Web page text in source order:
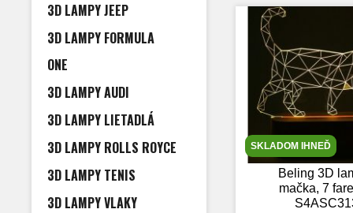
3D LAMPY JEEP
3D LAMPY FORMULA
ONE
3D LAMPY AUDI
3D LAMPY LIETADLÁ
3D LAMPY ROLLS ROYCE
3D LAMPY TENIS
3D LAMPY VLAKY
4:S napájacím adaptérom
pripojiť k domácej zásuvke
USB počítača. Možnosť
Úspora energie. Výkon:
hodín, Životnosť LED:
Táto lampa môže byť
spálni, detskej izbe,
obchode, kaviarni,
dekoratívne
SKLADOM IHNEĎ
Beling 3D
mačka, 7